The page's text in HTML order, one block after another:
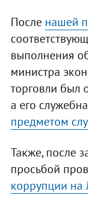
После нашей
выполнения
министра
торговли был
а его
предметом
Также, после
просьбой
коррупции на